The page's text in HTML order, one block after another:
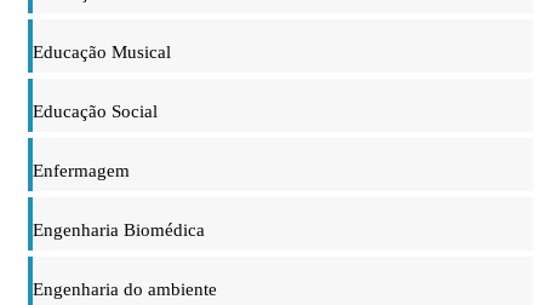
Educação Musical
Educação Social
Enfermagem
Engenharia Biomédica
Engenharia do ambiente